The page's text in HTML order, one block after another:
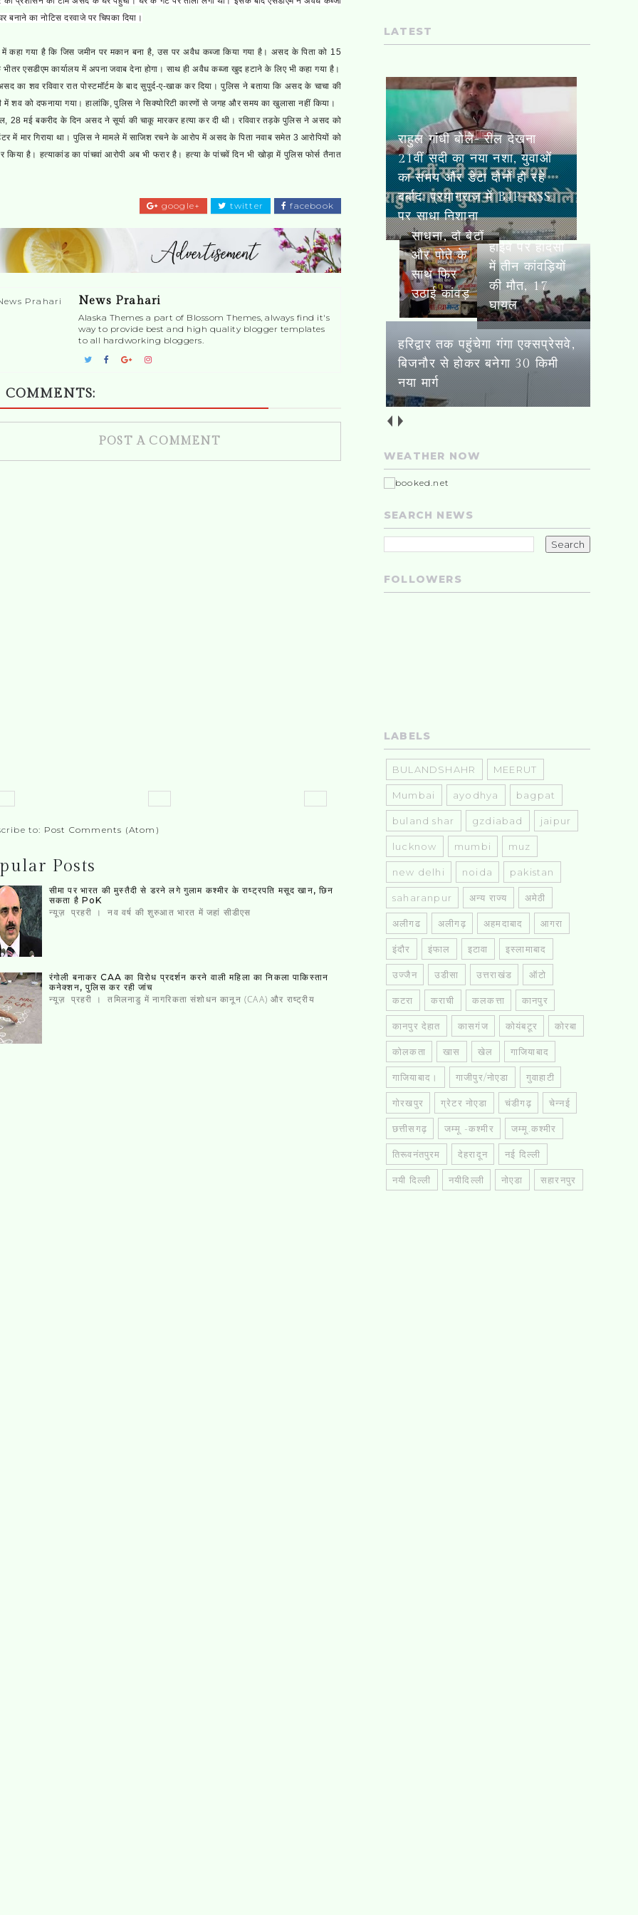
बनाने का नोटिस दरवाजे पर चिपका दिया।
में कहा गया है कि जिस जमीन पर मकान बना है, उस पर अवैध कब्जा किया गया है। असद के पिता को 15
भीतर एसडीएम कार्यालय में अपना जवाब देना होगा। साथ ही अवैध कब्जा खुद हटाने के लिए भी कहा गया है।
का शव रविवार रात पोस्टमॉर्टम के बाद सुपुर्द-ए-खाक कर दिया। पुलिस ने बताया कि असद के चाचा की
में शव को दफनाया गया। हालांकि, पुलिस ने सिक्योरिटी कारणों से जगह और समय का खुलासा नहीं किया।
28 मई बकरीद के दिन असद ने सूर्या की चाकू मारकर हत्या कर दी थी। रविवार तड़के पुलिस ने असद को
में मार गिराया था। पुलिस ने मामले में साजिश रचने के आरोप में असद के पिता नवाब समेत 3 आरोपियों को
किया है। हत्याकांड का पांचवां आरोपी अब भी फरार है। हत्या के पांचवें दिन भी खोड़ा में पुलिस फोर्स तैनात
facebook
twitter
google+
News Prahari
Alaska Themes a part of Blossom Themes, always find it's
way to provide best and high quality blogger templates
to all hardworking bloggers.
COMMENTS:
POST A COMMENT
to: Post Comments (Atom)
Posts
सीमा पर भारत की मुस्‍तैदी से डरने लगे गुलाम कश्‍मीर के राष्‍ट्रपति मसूद खान, छिन
सकता है PoK
न्यूज़ प्रहरी । नव वर्ष की शुरुआत भारत में जहां सीडीएस
रंगोली बनाकर CAA का विरोध प्रदर्शन करने वाली महिला का निकला पाकिस्‍तान
कनेक्‍शन, पुलिस कर रही जांच
न्यूज़ प्रहरी । तमिलनाडु में नागरिकता संशोधन कानून (CAA) और राष्ट्रीय
LATEST
राहुल गांधी बोले- रील देखना 21वीं
सदी का नया नशा, युवाओं का समय
और डेटा दोनों हो रहे बर्बाद;
प्रयागराज में BJP-RSS पर साधा
निशाना
63 साल के
दुर्गादास की
40 साल की
साधना, दो बेटों
और पोते के
साथ फिर
उठाई कांवड़
दिल्ली-रुड़की
हाईवे पर
हादसों में तीन
कांवड़ियों की
मौत, 17
घायल
हरिद्वार तक पहुंचेगा गंगा एक्सप्रेसवे,
बिजनौर से होकर बनेगा 30 किमी
नया मार्ग
WEATHER NOW
SEARCH NEWS
FOLLOWERS
LABELS
BULANDSHAHR MEERUT
Mumbai ayodhya bagpat
buland shar gzdiabad jaipur
lucknow mumbi muz
new delhi noida pakistan
saharanpur अन्य राज्य अमेठी
अलीगढ अलीगढ़ अहमदाबाद आगरा
इंदौर इंफाल इटावा इस्लामाबाद
उज्जैन उडीसा उत्तराखंड ऑटो
कटरा कराची कलकत्ता कानपुर
कानपुर देहात कासगंज कोयंबटूर कोरबा
कोलकता खास खेल गाजियाबाद
गाजियाबाद। गाजीपुर/नोएडा गुवाहाटी
गोरखपुर ग्रेटर नोएडा चंडीगढ़ चेन्नई
छत्तीसगढ़ जम्मू -कश्मीर जम्मू.कश्मीर
तिरूवनंतपुरम देहरादून नई दिल्ली
नयी दिल्ली नयीदिल्ली नोएडा सहारनपुर